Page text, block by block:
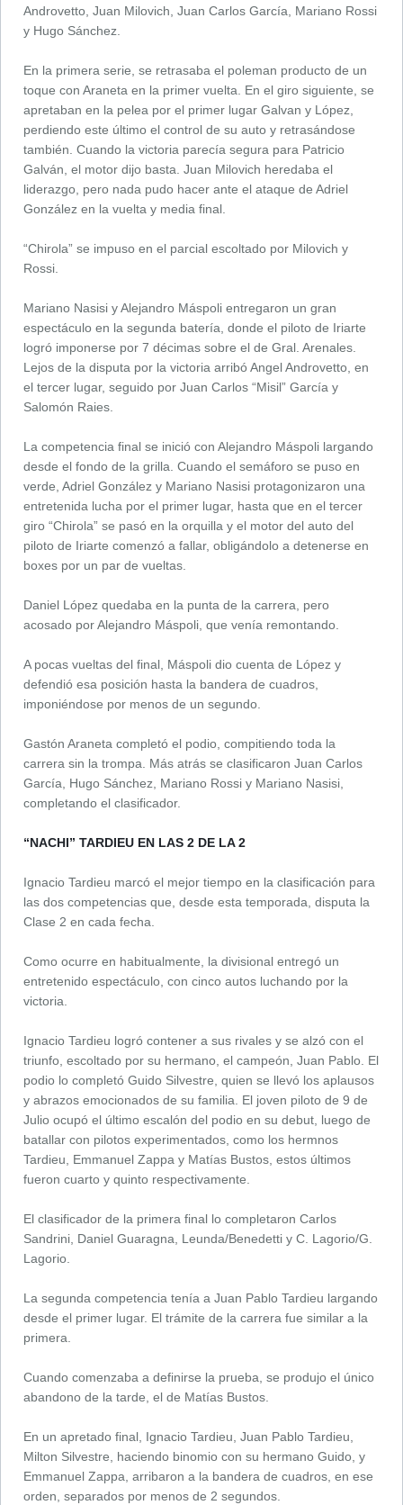
Androvetto, Juan Milovich, Juan Carlos García, Mariano Rossi
y Hugo Sánchez.
En la primera serie, se retrasaba el poleman producto de un
toque con Araneta en la primer vuelta. En el giro siguiente, se
apretaban en la pelea por el primer lugar Galvan y López,
perdiendo este último el control de su auto y retrasándose
también. Cuando la victoria parecía segura para Patricio
Galván, el motor dijo basta. Juan Milovich heredaba el
liderazgo, pero nada pudo hacer ante el ataque de Adriel
González en la vuelta y media final.
“Chirola” se impuso en el parcial escoltado por Milovich y
Rossi.
Mariano Nasisi y Alejandro Máspoli entregaron un gran
espectáculo en la segunda batería, donde el piloto de Iriarte
logró imponerse por 7 décimas sobre el de Gral. Arenales.
Lejos de la disputa por la victoria arribó Angel Androvetto, en
el tercer lugar, seguido por Juan Carlos “Misil” García y
Salomón Raies.
La competencia final se inició con Alejandro Máspoli largando
desde el fondo de la grilla. Cuando el semáforo se puso en
verde, Adriel González y Mariano Nasisi protagonizaron una
entretenida lucha por el primer lugar, hasta que en el tercer
giro “Chirola” se pasó en la orquilla y el motor del auto del
piloto de Iriarte comenzó a fallar, obligándolo a detenerse en
boxes por un par de vueltas.
Daniel López quedaba en la punta de la carrera, pero
acosado por Alejandro Máspoli, que venía remontando.
A pocas vueltas del final, Máspoli dio cuenta de López y
defendió esa posición hasta la bandera de cuadros,
imponiéndose por menos de un segundo.
Gastón Araneta completó el podio, compitiendo toda la
carrera sin la trompa. Más atrás se clasificaron Juan Carlos
García, Hugo Sánchez, Mariano Rossi y Mariano Nasisi,
completando el clasificador.
“NACHI” TARDIEU EN LAS 2 DE LA 2
Ignacio Tardieu marcó el mejor tiempo en la clasificación para
las dos competencias que, desde esta temporada, disputa la
Clase 2 en cada fecha.
Como ocurre en habitualmente, la divisional entregó un
entretenido espectáculo, con cinco autos luchando por la
victoria.
Ignacio Tardieu logró contener a sus rivales y se alzó con el
triunfo, escoltado por su hermano, el campeón, Juan Pablo. El
podio lo completó Guido Silvestre, quien se llevó los aplausos
y abrazos emocionados de su familia. El joven piloto de 9 de
Julio ocupó el último escalón del podio en su debut, luego de
batallar con pilotos experimentados, como los hermnos
Tardieu, Emmanuel Zappa y Matías Bustos, estos últimos
fueron cuarto y quinto respectivamente.
El clasificador de la primera final lo completaron Carlos
Sandrini, Daniel Guaragna, Leunda/Benedetti y C. Lagorio/G.
Lagorio.
La segunda competencia tenía a Juan Pablo Tardieu largando
desde el primer lugar. El trámite de la carrera fue similar a la
primera.
Cuando comenzaba a definirse la prueba, se produjo el único
abandono de la tarde, el de Matías Bustos.
En un apretado final, Ignacio Tardieu, Juan Pablo Tardieu,
Milton Silvestre, haciendo binomio con su hermano Guido, y
Emmanuel Zappa, arribaron a la bandera de cuadros, en ese
orden, separados por menos de 2 segundos.